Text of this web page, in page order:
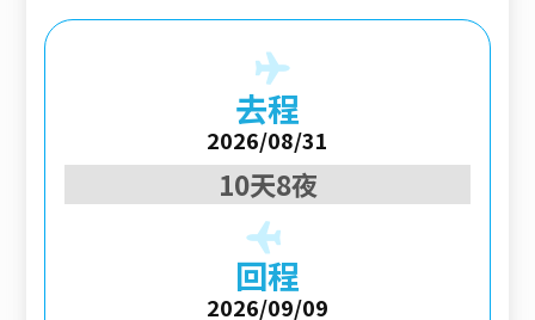
去程
2026/08/31
10天8夜
回程
2026/09/09